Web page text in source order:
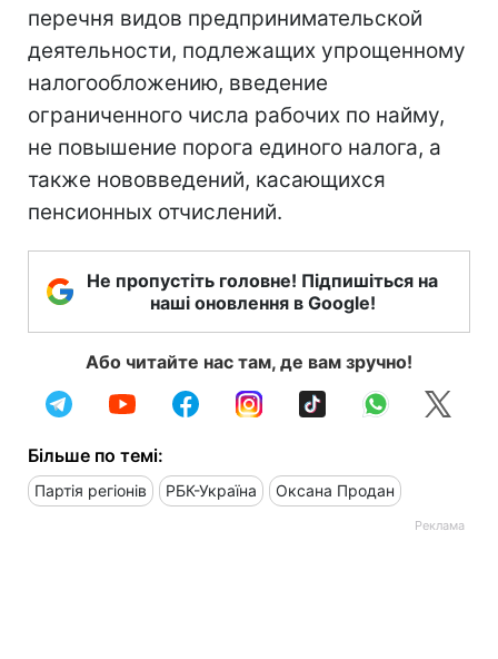
перечня видов предпринимательской
деятельности, подлежащих упрощенному
налогообложению, введение
ограниченного числа рабочих по найму,
не повышение порога единого налога, а
также нововведений, касающихся
пенсионных отчислений.
Не пропустіть головне! Підпишіться на
наші оновлення в Google!
Або читайте нас там, де вам зручно!
Більше по темі:
Партія регіонів РБК-Україна Оксана Продан